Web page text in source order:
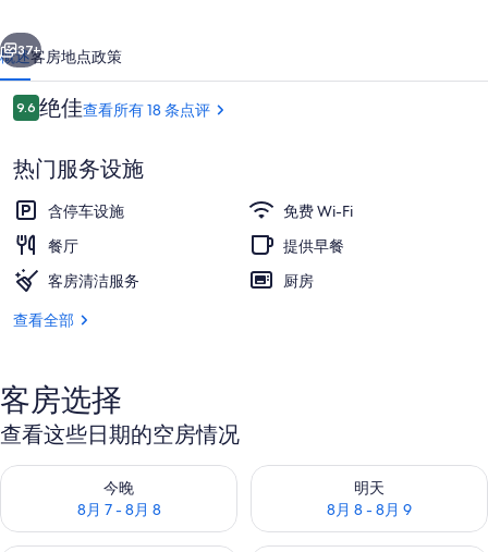
屋
的
照
库
隔音、免费 WiFi、床单
个 下一个
37+
概述客房地点政策
点
评
9.69.6/10
绝佳查看所有 18 条点评
热门服务设施
含停车设施
免费 Wi-Fi
餐厅
提供早餐
客房清洁服务
厨房
查看全部
客房选择
查看这些日期的空房情况
今晚
8月 7 - 8月 8
查看今晚的空房情况：8月 7 - 8月 8
明天
8月 8 - 8月 9
查看明天的空房情况：8月 8 -